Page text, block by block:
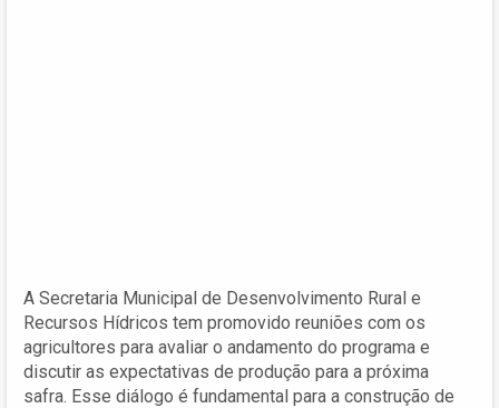
A Secretaria Municipal de Desenvolvimento Rural e
Recursos Hídricos tem promovido reuniões com os
agricultores para avaliar o andamento do programa e
discutir as expectativas de produção para a próxima
safra. Esse diálogo é fundamental para a construção de